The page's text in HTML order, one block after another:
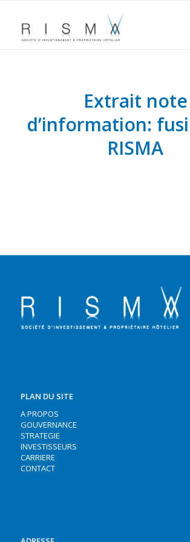
Extrait note
d’information:
RISMA
PLAN DU SITE
A PROPOS
GOUVERNANCE
STRATEGIE
INVESTISSEURS
CARRIERE
CONTACT